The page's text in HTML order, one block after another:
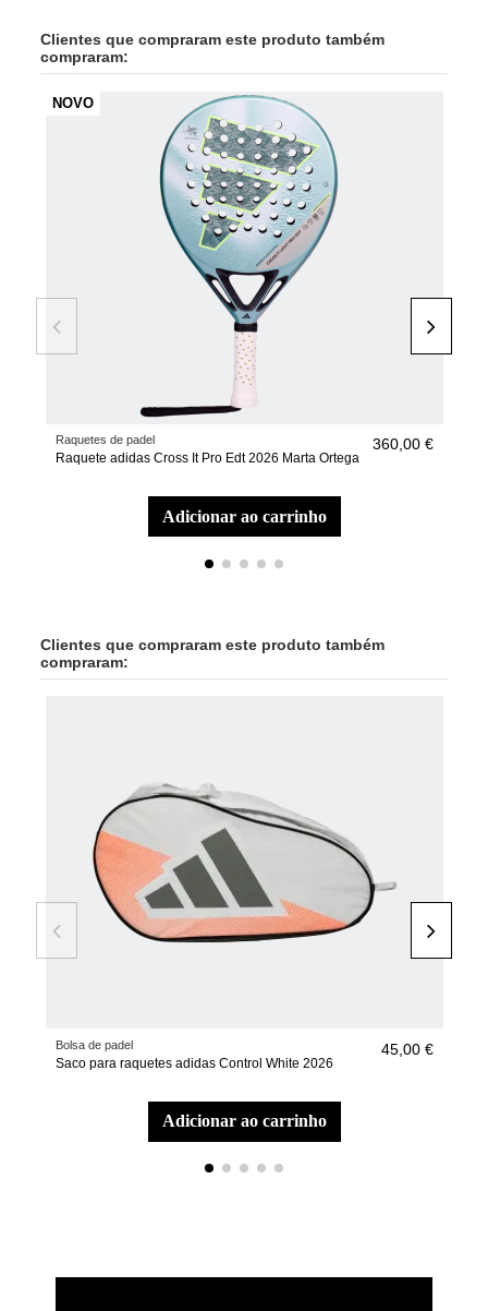
Clientes que compraram este produto também
compraram:
NOVO
Raquetes de padel
Raquete adidas Cross It Pro Edt 2026 Marta Ortega
360,00 €
adicionar ao carrinho
Clientes que compraram este produto também
compraram:
Bolsa de padel
Saco para raquetes adidas Control White 2026
45,00 €
adicionar ao carrinho